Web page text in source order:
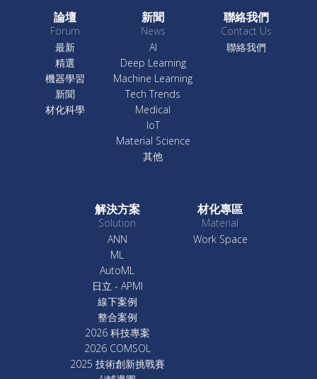
論壇
Forum
最新
精選
機器學習
新聞
材化科學
新聞
News
AI
Deep Learning
Machine Learning
Tech Trends
Medical
IoT
Material Science
其他
聯絡我們
Contact Us
聯絡我們
解決方案
Solution
ANN
ML
AutoML
日立 - APMI
線下案例
整合案例
2026 科技專案
2026 COMSOL
2025 技術創新挑戰賽
材化專區
Material
Work Space